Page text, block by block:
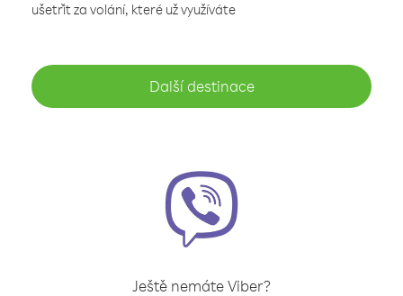
ušetřit za volání, které už využíváte
Další destinace
Ještě nemáte Viber?